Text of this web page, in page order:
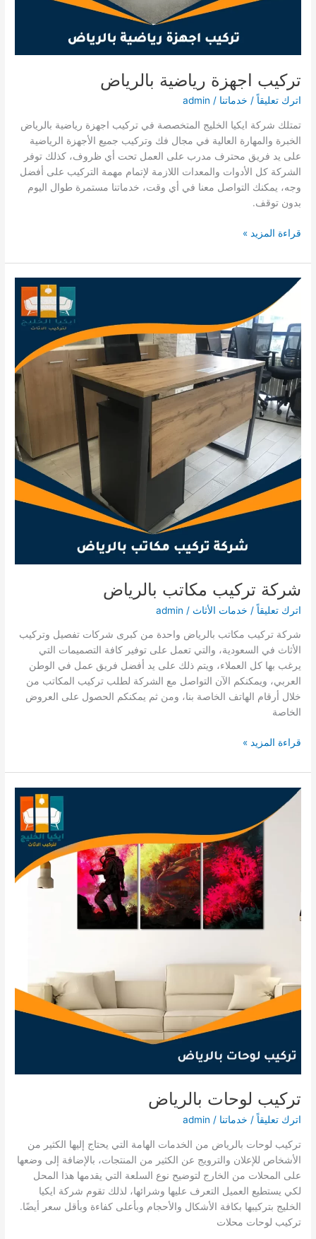
تركيب اجهزة رياضية بالرياض
اترك تعليقاً / خدماتنا /
admin
تمتلك شركة ايكيا الخليج المتخصصة في تركيب اجهزة رياضية بالرياض
الخبرة والمهارة العالية في مجال فك وتركيب جميع الأجهزة الرياضية
على يد فريق محترف مدرب على العمل تحت أي ظروف، كذلك توفر
الشركة كل الأدوات والمعدات اللازمة لإتمام مهمة التركيب على أفضل
وجه، يمكنك التواصل معنا في أي وقت، خدماتنا مستمرة طوال اليوم
بدون توقف.
تركيب
رياضية
بالرياض
قراءة المزيد »
شركة تركيب مكاتب بالرياض
اترك تعليقاً / خدمات الأثاث /
admin
شركة تركيب مكاتب بالرياض واحدة من كبرى شركات تفصيل وتركيب
الأثاث في السعودية، والتي تعمل على توفير كافة التصميمات التي
يرغب بها كل العملاء، ويتم ذلك على يد أفضل فريق عمل في الوطن
العربي، ويمكنكم الآن التواصل مع الشركة لطلب تركيب المكاتب من
خلال أرقام الهاتف الخاصة بنا، ومن ثم يمكنكم الحصول على العروض
الخاصة
شركة
مكاتب
بالرياض
قراءة المزيد »
تركيب لوحات بالرياض
اترك تعليقاً / خدماتنا /
admin
تركيب لوحات بالرياض من الخدمات الهامة التي يحتاج إليها الكثير من
الأشخاص للإعلان والترويج عن الكثير من المنتجات، بالإضافة إلى وضعها
على المحلات من الخارج لتوضيح نوع السلعة التي يقدمها هذا المحل
لكي يستطيع العميل التعرف عليها وشرائها، لذلك تقوم شركة ايكيا
الخليج بتركيبها بكافة الأشكال والأحجام وبأعلى كفاءة وبأقل سعر أيضًا.
تركيب لوحات محلات